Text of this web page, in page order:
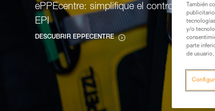
ePPEcentre: simplifique el control y
EPI
DESCUBRIR EPPECENTRE
También
y/o
parte
de